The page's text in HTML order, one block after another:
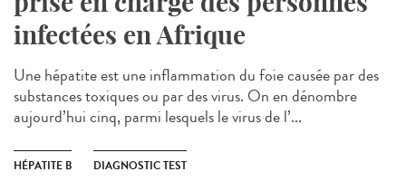
infectées en Afrique
Une hépatite est une inflammation du foie causée par des
substances toxiques ou par des virus. On en dénombre
aujourd’hui cinq, parmi lesquels le virus de l’...
HÉPATITE B DIAGNOSTIC TEST